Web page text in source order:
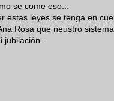
se come eso...
estas leyes se tenga en
Rosa que neustro